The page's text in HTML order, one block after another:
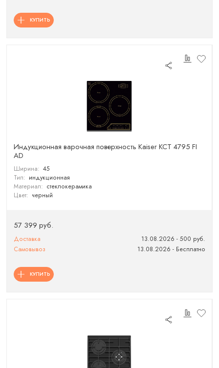
КУПИТЬ
Индукционная варочная поверхность Kaiser KCT 4795 FI
AD
Ширина: 45
Тип: индукционная
Материал: стеклокерамика
Цвет: черный
57 399 руб.
Доставка
13.08.2026 - 500 руб.
Самовывоз
13.08.2026 - Бесплатно
КУПИТЬ